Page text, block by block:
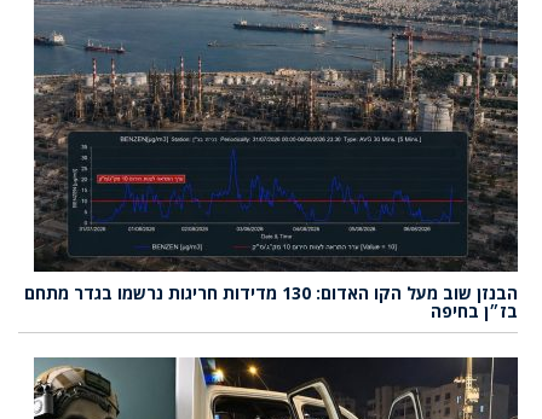
הבנזן שוב מעל הקו האדום: 130 מדידות חריגות נרשמו בגדר מתחם
בז״ן בחיפה